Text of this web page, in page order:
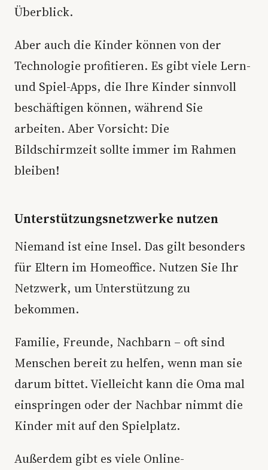
Überblick.
Aber auch die Kinder können von der
Technologie profitieren. Es gibt viele Lern-
und Spiel-Apps, die Ihre Kinder sinnvoll
beschäftigen können, während Sie
arbeiten. Aber Vorsicht: Die
Bildschirmzeit sollte immer im Rahmen
bleiben!
Unterstützungsnetzwerke nutzen
Niemand ist eine Insel. Das gilt besonders
für Eltern im Homeoffice. Nutzen Sie Ihr
Netzwerk, um Unterstützung zu
bekommen.
Familie, Freunde, Nachbarn – oft sind
Menschen bereit zu helfen, wenn man sie
darum bittet. Vielleicht kann die Oma mal
einspringen oder der Nachbar nimmt die
Kinder mit auf den Spielplatz.
Außerdem gibt es viele Online-